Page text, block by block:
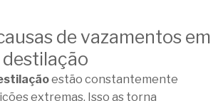
de vazamentos em
estão constantemente
extremas. Isso as torna